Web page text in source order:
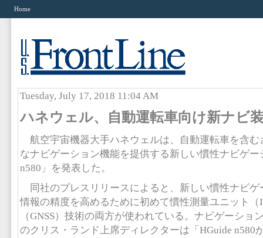
Home
Tuesday, July 17, 2018 11:04 AM
ハネウェル、自動運転車向け新ナビ
航空宇宙機器大手ハネウェルは、自動運転車を含む
なナビゲーション機能を提供する新しい慣性ナビゲー
n580」を発表した。
同社のプレスリリースによると、新しい慣性ナビゲ
情報の精度を高めるために初めて慣性測量ユニット
（GNSS）技術の両方が使われている。ナビゲーショ
のクリス・ランド上席ディレクターは「HGuide n580